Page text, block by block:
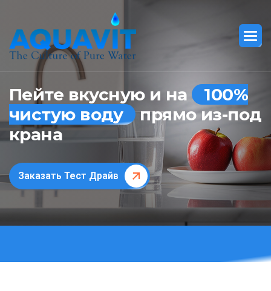
Пейте вкусную и на
100%
чистую воду прямо из-под
крана
Заказать Тест Драйв